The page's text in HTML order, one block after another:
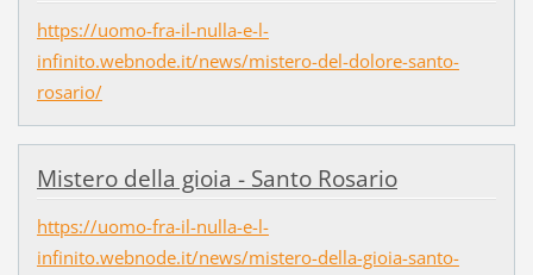
https://uomo-fra-il-nulla-e-l-
infinito.webnode.it/news/mistero-del-dolore-santo-
rosario/
Mistero della gioia - Santo Rosario
https://uomo-fra-il-nulla-e-l-
infinito.webnode.it/news/mistero-della-gioia-santo-